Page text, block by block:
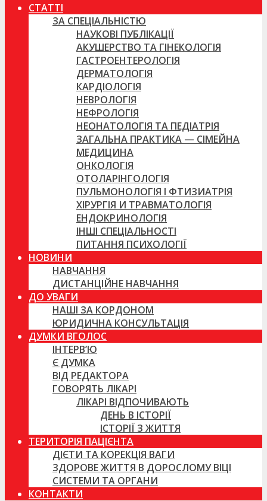
СТАТТІ
ЗА СПЕЦІАЛЬНІСТЮ
НАУКОВІ ПУБЛІКАЦІЇ
АКУШЕРСТВО ТА ГІНЕКОЛОГІЯ
ГАСТРОЕНТЕРОЛОГІЯ
ДЕРМАТОЛОГІЯ
КАРДІОЛОГІЯ
НЕВРОЛОГІЯ
НЕФРОЛОГІЯ
НЕОНАТОЛОГІЯ ТА ПЕДІАТРІЯ
ЗАГАЛЬНА ПРАКТИКА — СІМЕЙНА
МЕДИЦИНА
ОНКОЛОГІЯ
ОТОЛАРІНГОЛОГІЯ
ПУЛЬМОНОЛОГІЯ І ФТИЗИАТРІЯ
ХІРУРГІЯ И ТРАВМАТОЛОГІЯ
ЕНДОКРИНОЛОГІЯ
ІНШІ СПЕЦІАЛЬНОСТІ
ПИТАННЯ ПСИХОЛОГІЇ
НОВИНИ
НАВЧАННЯ
ДИСТАНЦІЙНЕ НАВЧАННЯ
ДО УВАГИ
НАШІ ЗА КОРДОНОМ
ЮРИДИЧНА КОНСУЛЬТАЦІЯ
ДУМКИ ВГОЛОС
ІНТЕРВ’Ю
Є ДУМКА
ВІД РЕДАКТОРА
ГОВОРЯТЬ ЛІКАРІ
ЛІКАРІ ВІДПОЧИВАЮТЬ
ДЕНЬ В ІСТОРІЇ
ІСТОРІЇ З ЖИТТЯ
ТЕРИТОРІЯ ПАЦІЄНТА
ДІЄТИ ТА КОРЕКЦІЯ ВАГИ
ЗДОРОВЕ ЖИТТЯ В ДОРОСЛОМУ ВІЦІ
СИСТЕМИ ТА ОРГАНИ
КОНТАКТИ